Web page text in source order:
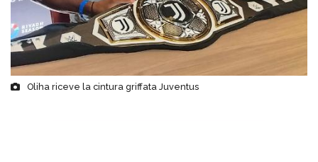
Oliha riceve la cintura griffata Juventus